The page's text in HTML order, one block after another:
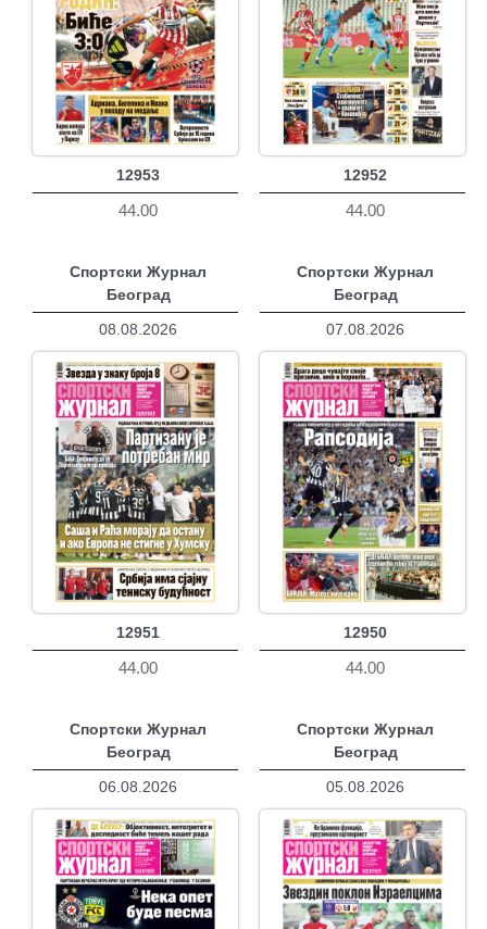
12953
44.00
12952
44.00
Спортски Журнал
Београд
08.08.2026
12951
44.00
Спортски Журнал
Београд
07.08.2026
12950
44.00
Спортски Журнал
Београд
06.08.2026
Спортски Журнал
Београд
05.08.2026